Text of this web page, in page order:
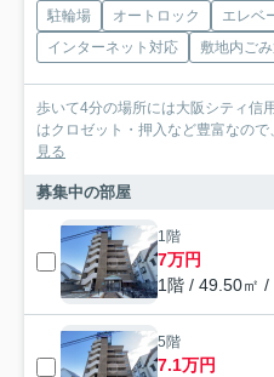
駐輪場 オートロック エレベ
インターネット対応
敷地内ご
歩いて4分の場所には大阪シティ信
はクロゼット・押入など豊富なの
見る
募集中の部屋
1階
7万円
1階 / 49.50㎡ /
5階
7.1万円